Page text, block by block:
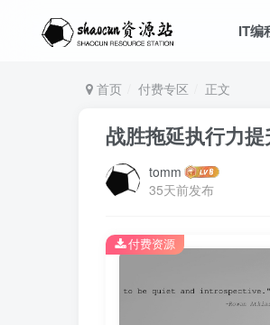
IT编
首页 付费专区 正文
战胜拖延执行力
tomm
35天前发布
付费资源